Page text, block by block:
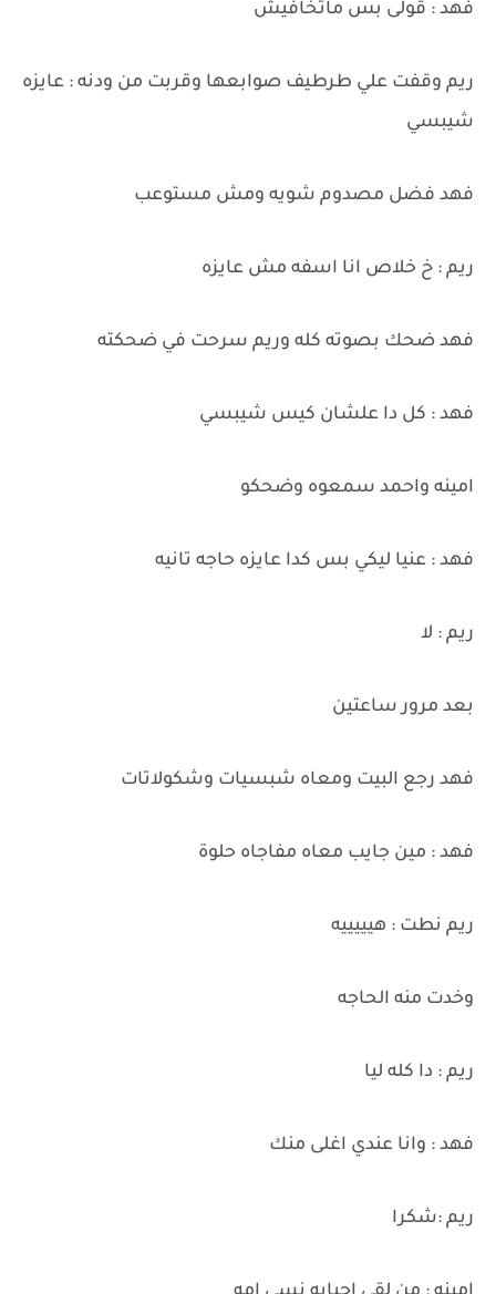
فهد : قولى بس ماتخافيش
ريم وقفت علي طرطيف صوابعها وقربت من ودنه : عايزه
شيبسي
فهد فضل مصدوم شويه ومش مستوعب
ريم : خ خلاص انا اسفه مش عايزه
فهد ضحك بصوته كله وريم سرحت في ضحكته
فهد : كل دا علشان كيس شيبسي
امينه واحمد سمعوه وضحكو
فهد : عنيا ليكي بس كدا عايزه حاجه تانيه
ريم : لا
بعد مرور ساعتين
فهد رجع البيت ومعاه شبسيات وشكولاتات
فهد : مين جايب معاه مفاجاه حلوة
ريم نطت : هيييييه
وخدت منه الحاجه
ريم : دا كله ليا
فهد : وانا عندي اغلى منك
ريم :شكرا